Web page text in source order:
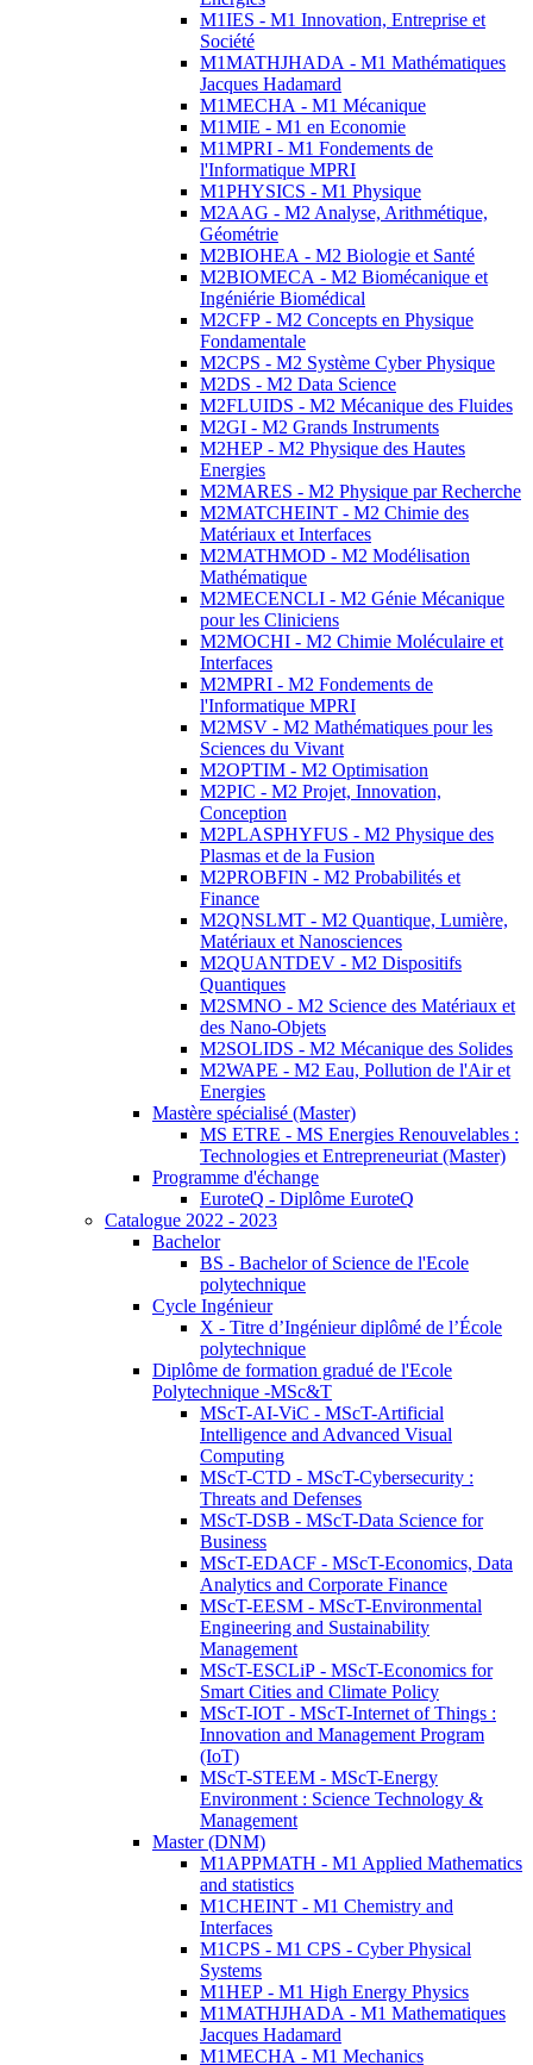
M1IES - M1 Innovation, Entreprise et
Société
M1MATHJHADA - M1 Mathématiques
Jacques Hadamard
M1MECHA - M1 Mécanique
M1MIE - M1 en Economie
M1MPRI - M1 Fondements de
l'Informatique MPRI
M1PHYSICS - M1 Physique
M2AAG - M2 Analyse, Arithmétique,
Géométrie
M2BIOHEA - M2 Biologie et Santé
M2BIOMECA - M2 Biomécanique et
Ingéniérie Biomédical
M2CFP - M2 Concepts en Physique
Fondamentale
M2CPS - M2 Système Cyber Physique
M2DS - M2 Data Science
M2FLUIDS - M2 Mécanique des Fluides
M2GI - M2 Grands Instruments
M2HEP - M2 Physique des Hautes
Energies
M2MARES - M2 Physique par Recherche
M2MATCHEINT - M2 Chimie des
Matériaux et Interfaces
M2MATHMOD - M2 Modélisation
Mathématique
M2MECENCLI - M2 Génie Mécanique
pour les Cliniciens
M2MOCHI - M2 Chimie Moléculaire et
Interfaces
M2MPRI - M2 Fondements de
l'Informatique MPRI
M2MSV - M2 Mathématiques pour les
Sciences du Vivant
M2OPTIM - M2 Optimisation
M2PIC - M2 Projet, Innovation,
Conception
M2PLASPHYFUS - M2 Physique des
Plasmas et de la Fusion
M2PROBFIN - M2 Probabilités et
Finance
M2QNSLMT - M2 Quantique, Lumière,
Matériaux et Nanosciences
M2QUANTDEV - M2 Dispositifs
Quantiques
M2SMNO - M2 Science des Matériaux et
des Nano-Objets
M2SOLIDS - M2 Mécanique des Solides
M2WAPE - M2 Eau, Pollution de l'Air et
Energies
Mastère spécialisé (Master)
MS ETRE - MS Energies Renouvelables :
Technologies et Entrepreneuriat (Master)
Programme d'échange
EuroteQ - Diplôme EuroteQ
Catalogue 2022 - 2023
Bachelor
BS - Bachelor of Science de l'Ecole
polytechnique
Cycle Ingénieur
X - Titre d’Ingénieur diplômé de l’École
polytechnique
Diplôme de formation gradué de l'Ecole
Polytechnique -MSc&T
MScT-AI-ViC - MScT-Artificial
Intelligence and Advanced Visual
Computing
MScT-CTD - MScT-Cybersecurity :
Threats and Defenses
MScT-DSB - MScT-Data Science for
Business
MScT-EDACF - MScT-Economics, Data
Analytics and Corporate Finance
MScT-EESM - MScT-Environmental
Engineering and Sustainability
Management
MScT-ESCLiP - MScT-Economics for
Smart Cities and Climate Policy
MScT-IOT - MScT-Internet of Things :
Innovation and Management Program
(IoT)
MScT-STEEM - MScT-Energy
Environment : Science Technology &
Management
Master (DNM)
M1APPMATH - M1 Applied Mathematics
and statistics
M1CHEINT - M1 Chemistry and
Interfaces
M1CPS - M1 CPS - Cyber Physical
Systems
M1HEP - M1 High Energy Physics
M1MATHJHADA - M1 Mathematiques
Jacques Hadamard
M1MECHA - M1 Mechanics